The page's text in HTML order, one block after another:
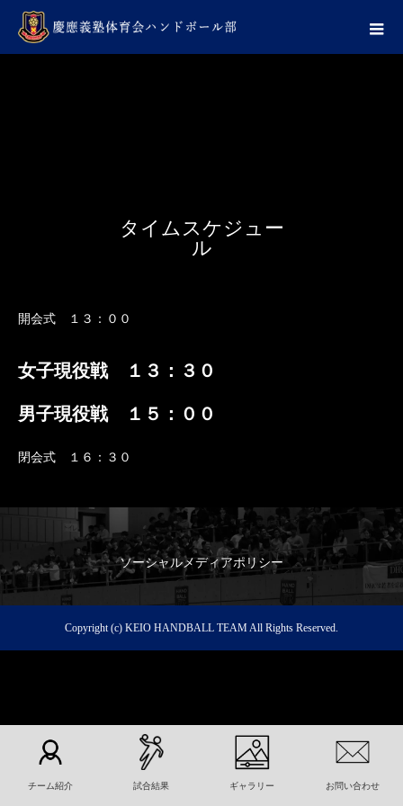
タイムスケジュー
ル
開会式 １３：００
女子現役戦 １３：３０
男子現役戦 １５：００
閉会式 １６：３０
チーム紹介 試合結果 ギャラリー お問い合わせ
ソーシャルメディアポリシー
Copyright (c) KEIO HANDBALL TEAM All Rights Reserved.